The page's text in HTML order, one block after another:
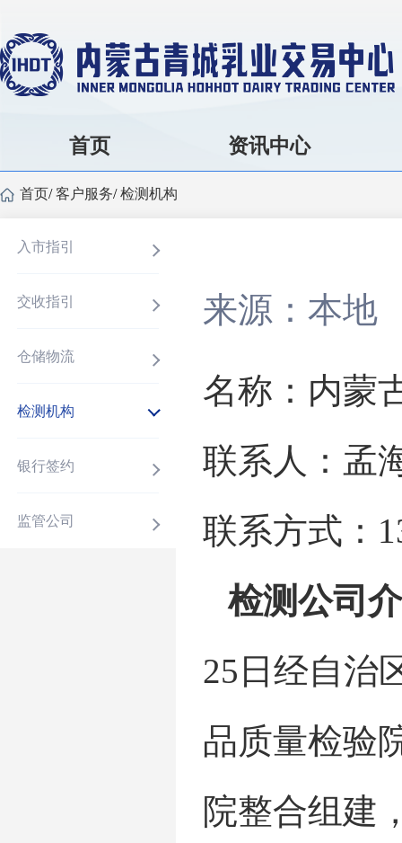
首页 资讯中心
首页/客户服务/检测机构
入市指引
交收指引
仓储物流
检测机构
银行签约
监管公司
来源：本地
名称：内蒙
联系人：孟
联系方式：
检测公司
25日经自治
品质量检验
院整合组建